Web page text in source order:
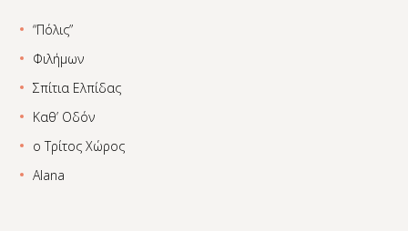
“Πόλις”
Φιλήμων
Σπίτια Ελπίδας
Καθ’ Οδόν
ο Τρίτος Χώρος
Alana